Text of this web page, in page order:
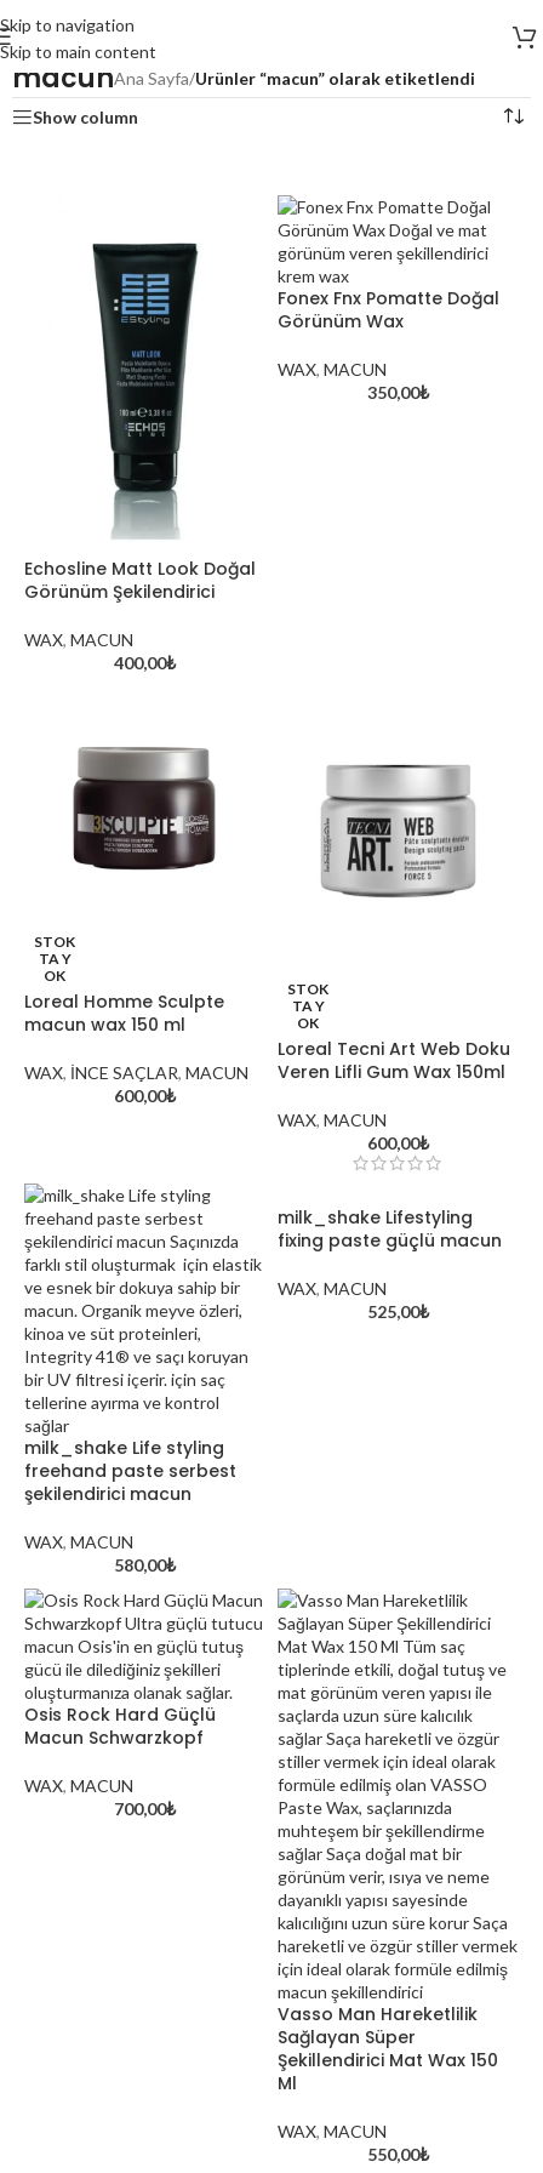
Skip to navigation
Skip to main content
macunAna Sayfa/Ürünler “macun” olarak etiketlendi
Show column
oi hakkında
Aynadaki Güzellik Kuaför
Kozmetik Satış Mağazası:
Kırklareli’nin Doğal
Echosline Matt Look Doğal
Görünüm Şekilendirici
WAX, MACUN
400,00₺
Fonex Fnx Pomatte Doğal
Görünüm Wax
WAX, MACUN
350,00₺
STOK
TA Y
OK
Loreal Homme Sculpte
macun wax 150 ml
WAX, İNCE SAÇLAR, MACUN
600,00₺
STOK
TA Y
OK
Loreal Tecni Art Web Doku
Veren Lifli Gum Wax 150ml
WAX, MACUN
600,00₺
milk_shake Life styling
freehand paste serbest
şekilendirici macun
WAX, MACUN
580,00₺
milk_shake Lifestyling
fixing paste güçlü macun
WAX, MACUN
525,00₺
Osis Rock Hard Güçlü
Macun Schwarzkopf
WAX, MACUN
700,00₺
Vasso Man Hareketlilik
Sağlayan Süper
Şekillendirici Mat Wax 150
Ml
WAX, MACUN
550,00₺